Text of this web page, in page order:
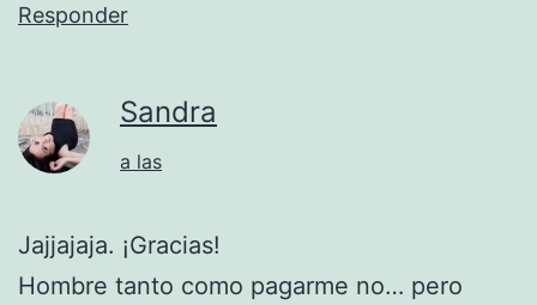
Responder
Sandra
a las
Jajjajaja. ¡Gracias!
Hombre tanto como pagarme no… pero